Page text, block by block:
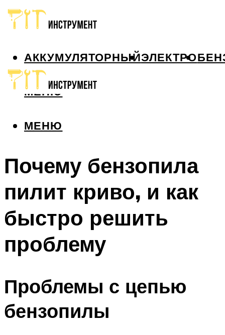
АККУМУЛЯТОРНЫЙЭЛЕКТРО
МЕНЮ
МЕНЮ
Почему бензопила
пилит криво, и как
быстро решить
проблему
Проблемы с цепью
бензопилы